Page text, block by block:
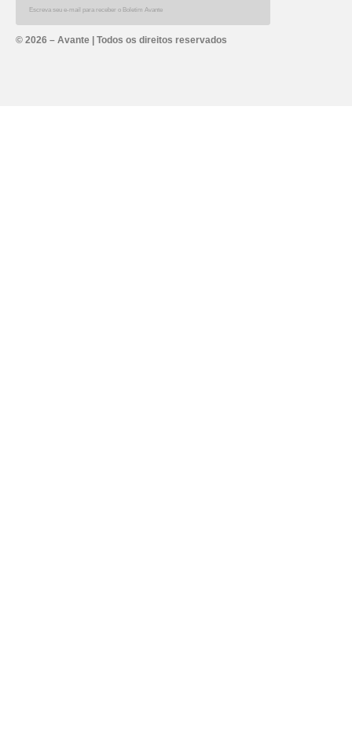
Alternative:
© 2026 – Avante | Todos os direitos reservados